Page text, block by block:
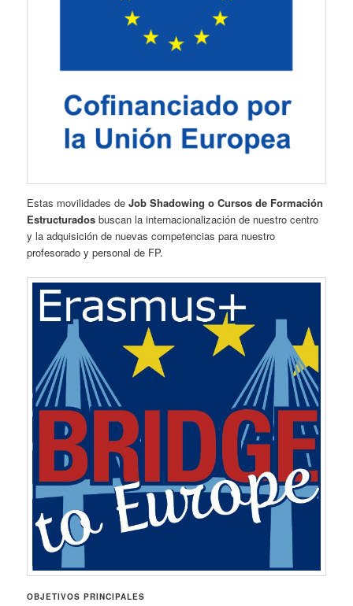
Estas movilidades deJob Shadowing o Cursos de Formación
Estructurados buscan la internacionalización de nuestro centro
y la adquisición de nuevas competencias para nuestro
profesorado y personal de FP.
OBJETIVOS PRINCIPALES